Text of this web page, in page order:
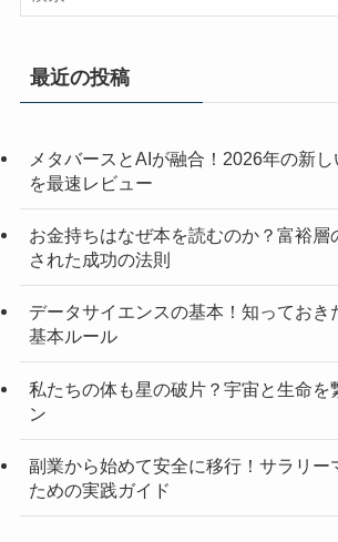
最近の投稿
メタバースとAIが融合！2026年の新
を最速レビュー
お金持ちはなぜ本を読むのか？富裕層
された成功の法則
データサイエンスの基本！知っておき
基本ルール
私たちの体も星の破片？宇宙と生命を
ン
副業から始めて安全に移行！サラリー
ための実践ガイド